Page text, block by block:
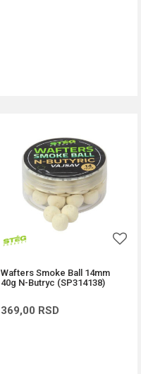
Wafters Smoke Ball 14mm
40g N-Butryc (SP314138)
369,00 RSD